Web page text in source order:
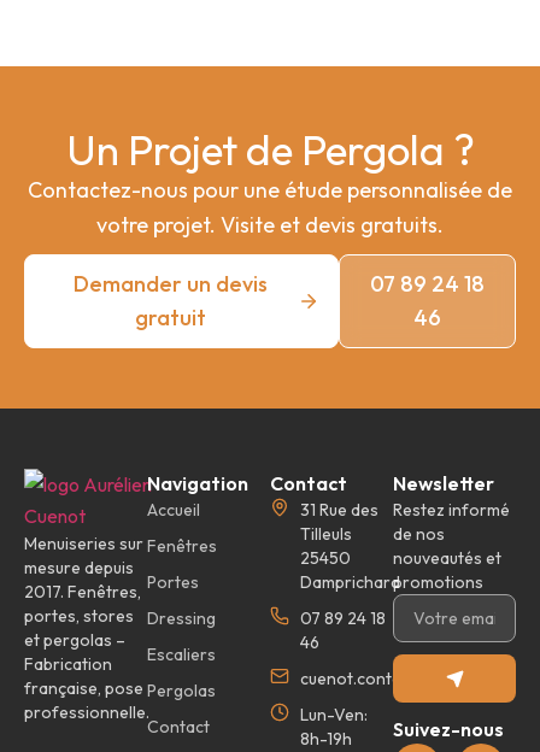
Un Projet de Pergola ?
Contactez-nous pour une étude personnalisée de
votre projet. Visite et devis gratuits.
Demander un devis
gratuit
07 89 24 18
46
Menuiseries sur
mesure depuis
2017. Fenêtres,
portes, stores
et pergolas –
Fabrication
française, pose
professionnelle.
Navigation
Accueil
Fenêtres
Portes
Dressing
Escaliers
Pergolas
Contact
Contact
31 Rue des
Tilleuls
25450
Damprichard
07 89 24 18
46
cuenot.contact@yahoo.com
Lun-Ven:
8h-19h
Newsletter
Restez informé
de nos
nouveautés et
promotions
Suivez-nous